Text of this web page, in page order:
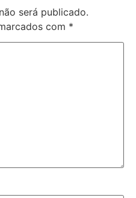
será publicado.
com *